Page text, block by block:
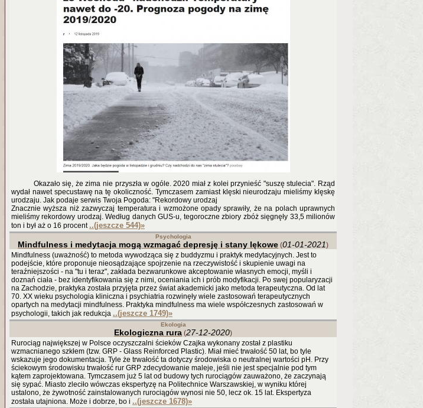
Okazało się, że zima nie przyszła w ogóle. 2020 miał z kolei przynieść "suszę stulecia". Rząd
wydał nawet specustawę na tę okoliczność. Tymczasem zamiast klęski nieurodzaju mieliśmy klęskę
urodzaju. Jak podaje serwis Twoja Pogoda: "Rekordowy urodzaj
Znacznie wyższa niż zazwyczaj temperatura i wzmożone opady sprawiły, że na polach uprawnych
mieliśmy rekordowy urodzaj. Według danych GUS-u, tegoroczne zbiory zbóż sięgnęły 33,5 milionów
ton i był aż o 16 procent ..(jeszcze 544)»
Psychologia
Mindfulness i medytacja mogą wzmagać depresję i stany lękowe (01-01-2021)
Mindfulness (uważność) to metoda wywodząca się z buddyzmu i praktyk medytacyjnych. Jest to
podejście, które proponuje nieosądzające spojrzenie na rzeczywistość i skupienie uwagi na
teraźniejszości - na "tu i teraz", zakłada bezwarunkowe akceptowanie własnych emocji, myśli i
doznań ciała - bez identyfikowania się z nimi, oceniania ich i prób modyfikacji. Po swej popularyzacji
na Zachodzie, praktyka została przyjęta przez świat akademicki jako metoda terapeutyczna. Od lat
70. XX wieku psychologia kliniczna i psychiatria rozwinęły wiele zastosowań terapeutycznych
opartych na medytacji mindfulness. Praktyka mindfulness ma wiele współczesnych zastosowań w
psychologii, takich jak redukcja ..(jeszcze 1749)»
Ekologia
Ekologiczna rura (27-12-2020)
Rurociąg największej w Polsce oczyszczalni ścieków Czajka wykonany został z plastiku
wzmacnianego szkłem (tzw. GRP - Glass Reinforced Plastic). Miał mieć trwałość 50 lat, bo tyle
wskazuje jego dokumentacja. Tyle że trwałość ta dotyczy środowiska o neutralnej wartości pH. Przy
ściekowym środowisku trwałość rur GRP zdecydowanie maleje, jeśli nie jest specjalnie pod tym
kątem zaprojektowana. Tymczasem już 5 lat od budowy tych rurociągów zauważono, że zaczynają
się sypać. Miasto zleciło wówczas ekspertyzę na Politechnice Warszawskiej, w wyniku której
ustalono, że żywotność zainstalowanych rurociągów wynosi nie 50, lecz ok. 15 lat. Ekspertyza
została utajniona. Może i dobrze, bo i ..(jeszcze 1678)»